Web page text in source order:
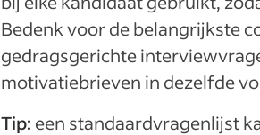
Bedenk voor de belangrijkste
gedragsgerichte
motivatiebrieven in dezelfde
Tip: een standaardvragenlijst